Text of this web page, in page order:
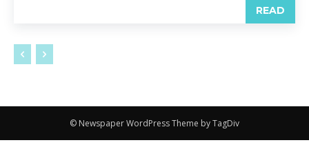
READ
© Newspaper WordPress Theme by TagDiv